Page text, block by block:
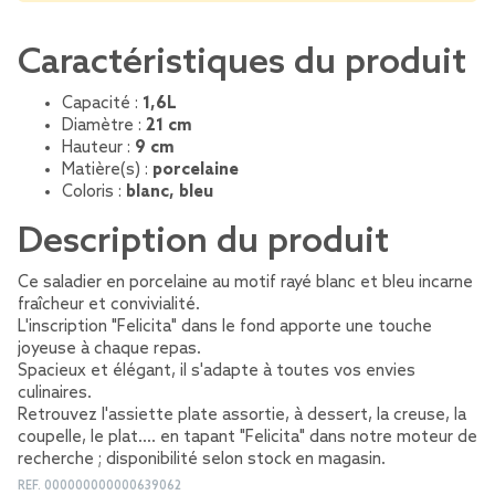
Caractéristiques du produit
Capacité : 1,6L
Diamètre : 21 cm
Hauteur : 9 cm
Matière(s) : porcelaine
Coloris : blanc, bleu
Description du produit
Ce saladier en porcelaine au motif rayé blanc et bleu incarne
fraîcheur et convivialité.
L'inscription "Felicita" dans le fond apporte une touche
joyeuse à chaque repas.
Spacieux et élégant, il s'adapte à toutes vos envies
culinaires.
Retrouvez l'assiette plate assortie, à dessert, la creuse, la
coupelle, le plat.... en tapant "Felicita" dans notre moteur de
recherche ; disponibilité selon stock en magasin.
REF. 000000000000639062